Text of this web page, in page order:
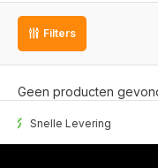
Filters
Geen producten
Levering